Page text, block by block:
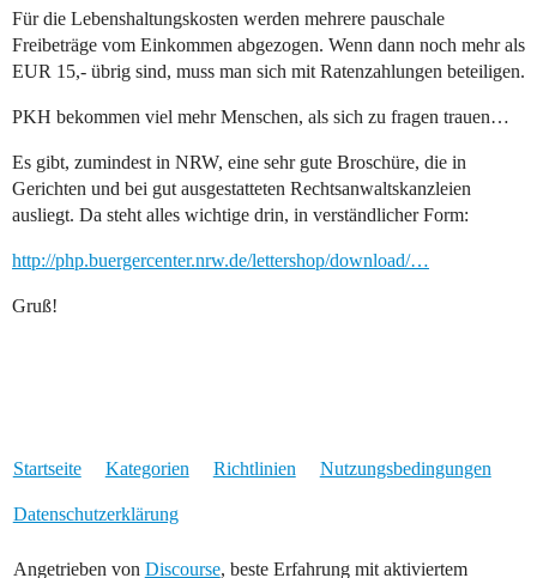
Für die Lebenshaltungskosten werden mehrere pauschale
Freibeträge vom Einkommen abgezogen. Wenn dann noch mehr als
EUR 15,- übrig sind, muss man sich mit Ratenzahlungen beteiligen.
PKH bekommen viel mehr Menschen, als sich zu fragen trauen…
Es gibt, zumindest in NRW, eine sehr gute Broschüre, die in
Gerichten und bei gut ausgestatteten Rechtsanwaltskanzleien
ausliegt. Da steht alles wichtige drin, in verständlicher Form:
http://php.buergercenter.nrw.de/lettershop/download/…
Gruß!
Startseite Kategorien Richtlinien Nutzungsbedingungen
Datenschutzerklärung
Angetrieben von Discourse, beste Erfahrung mit aktiviertem